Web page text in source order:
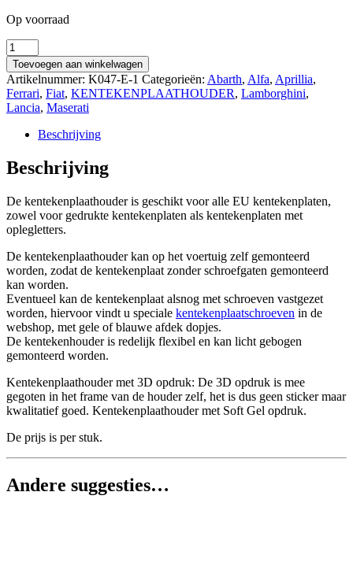
Op voorraad
Kleuren
Italiaanse
vlag
kentekenplaathouder
Soft
Gel
(AG)
Toevoegen aan winkelwagen
Artikelnummer: K047-E-1 Categorieën: Abarth, Alfa, Aprillia,
Ferrari, Fiat, KENTEKENPLAATHOUDER, Lamborghini,
Lancia, Maserati
Beschrijving
Beschrijving
De kentekenplaathouder is geschikt voor alle EU kentekenplaten,
zowel voor gedrukte kentekenplaten als kentekenplaten met
oplegletters.
De kentekenplaathouder kan op het voertuig zelf gemonteerd
worden, zodat de kentekenplaat zonder schroefgaten gemonteerd
kan worden.
Eventueel kan de kentekenplaat alsnog met schroeven vastgezet
worden, hiervoor vindt u speciale kentekenplaatschroeven in de
webshop, met gele of blauwe afdek dopjes.
De kentekenhouder is redelijk flexibel en kan licht gebogen
gemonteerd worden.
Kentekenplaathouder met 3D opdruk: De 3D opdruk is mee
gegoten in het frame van de houder zelf, het is dus geen sticker maar
kwalitatief goed. Kentekenplaathouder met Soft Gel opdruk.
De prijs is per stuk.
Andere suggesties…